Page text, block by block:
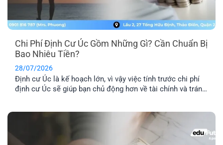
Chi Phí Định Cư Úc Gồm Những Gì? Cần Chuẩn Bị
Bao Nhiêu Tiền?
28/07/2026
Định cư Úc là kế hoạch lớn, vì vậy việc tính trước chi phí
định cư Úc sẽ giúp bạn chủ động hơn về tài chính và tránh